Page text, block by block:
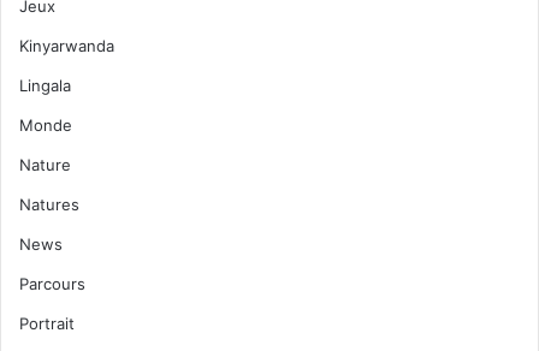
Jeux
Kinyarwanda
Lingala
Monde
Nature
Natures
News
Parcours
Portrait